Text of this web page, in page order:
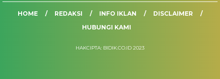
HOME REDAKSI INFO IKLAN
DISCLAIMER
HUBUNGI KAMI
HAKCIPTA: BIDIK.CO.ID 2023